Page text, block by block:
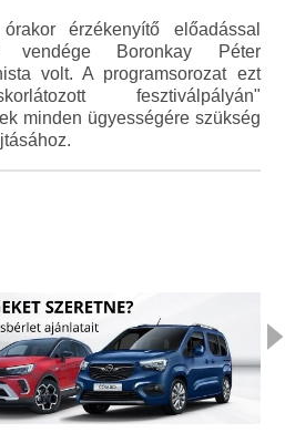
érzékenyítő előadással
vendége Boronkay Péter
volt. A programsorozat ezt
fesztiválpályán"
minden ügyességére szükség